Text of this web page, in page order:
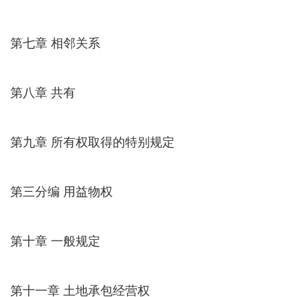
第七章 相邻关系
第八章 共有
第九章 所有权取得的特别规定
第三分编 用益物权
第十章 一般规定
第十一章 土地承包经营权